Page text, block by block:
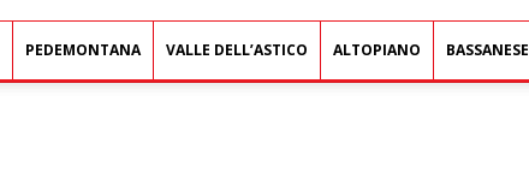
PEDEMONTANA VALLE DELL’ASTICO ALTOPIANO BASSANESE